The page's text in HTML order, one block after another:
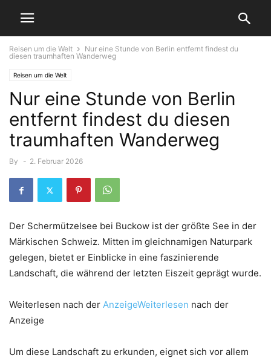
Reisen um die Welt
Nur eine Stunde von Berlin entfernt findest du
diesen traumhaften Wanderweg
Reisen um die Welt
Nur eine Stunde von Berlin
entfernt findest du diesen
traumhaften Wanderweg
By - 2. Februar 2026
Der Schermützelsee bei Buckow ist der größte See in der
Märkischen Schweiz. Mitten im gleichnamigen Naturpark
gelegen, bietet er Einblicke in eine faszinierende
Landschaft, die während der letzten Eiszeit geprägt wurde.
Weiterlesen nach der AnzeigeWeiterlesen nach der
Anzeige
Um diese Landschaft zu erkunden, eignet sich vor allem